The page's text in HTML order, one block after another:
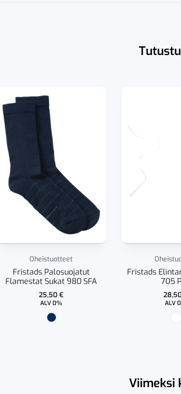
Oheistuotteet
Fristads Palosuojatut
Flamestat Sukat 980 SFA
25,50 €
ALV 0%
Fristads
705
ALV
Viimeksi